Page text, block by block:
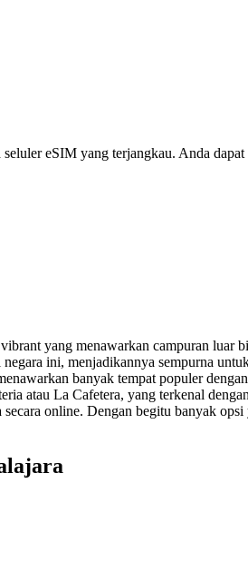
eSIM yang terjangkau. Anda
yang menawarkan campuran luar
ini, menjadikannya sempurna
banyak tempat populer
atau La Cafetera, yang terkenal
online. Dengan begitu banyak